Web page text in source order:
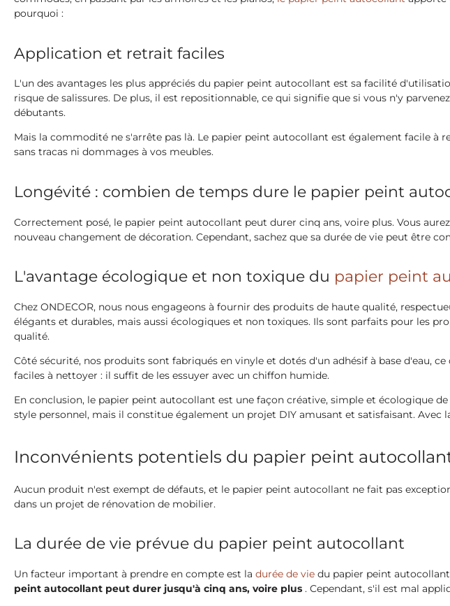
pourquoi :
Application et retrait faciles
L'un des avantages les plus appréciés du papier peint autocollant est sa facilité
risque de salissures. De plus, il est repositionnable, ce qui signifie que si vous n'y
débutants.
Mais la commodité ne s'arrête pas là. Le papier peint autocollant est également facile
sans tracas ni dommages à vos meubles.
Longévité : combien de temps dure le papier peint
Correctement posé, le papier peint autocollant peut durer cinq ans, voire plus. Vous
nouveau changement de décoration. Cependant, sachez que sa durée de vie peut être
L'avantage écologique et non toxique du papier peint
Chez ONDECOR, nous nous engageons à fournir des produits de haute qualité,
élégants et durables, mais aussi écologiques et non toxiques. Ils sont parfaits pour les
qualité.
Côté sécurité, nos produits sont fabriqués en vinyle et dotés d'un adhésif à base d'eau,
faciles à nettoyer : il suffit de les essuyer avec un chiffon humide.
En conclusion, le papier peint autocollant est une façon créative, simple et écologique
style personnel, mais il constitue également un projet DIY amusant et satisfaisant.
Inconvénients potentiels du papier peint
Aucun produit n'est exempt de défauts, et le papier peint autocollant ne fait pas
dans un projet de rénovation de mobilier.
La durée de vie prévue du papier peint autocollant
Un facteur important à prendre en compte est la durée de vie du papier peint
peint autocollant peut durer jusqu'à cinq ans, voire plus . Cependant, s'il est mal